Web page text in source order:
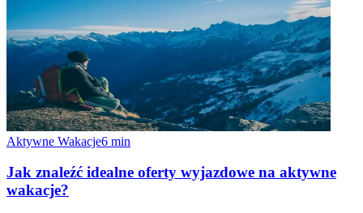
Aktywne Wakacje6 min
Jak znaleźć idealne oferty wyjazdowe na aktywne
wakacje?